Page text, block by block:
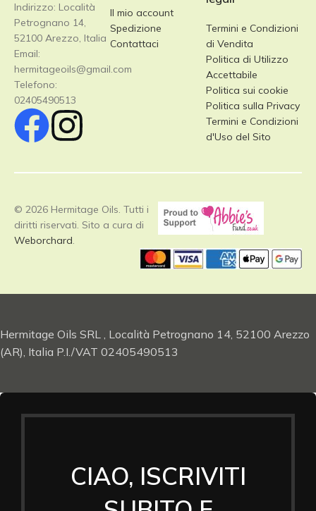
Indirizzo: Località
Petrognano 14,
52100 Arezzo, Italia
Email:
hermitageoils@gmail.com
Telefono:
02405490513
Il mio account
Spedizione
Contattaci
Termini e Condizioni
di Vendita
Politica di Utilizzo
Accettabile
Politica sui cookie
Politica sulla Privacy
Termini e Condizioni
d'Uso del Sito
© 2026 Hermitage Oils. Tutti i
diritti riservati. Sito a cura di
Weborchard.
Hermitage Oils SRL , Località Petrognano 14, 52100 Arezzo
(AR), Italia P.I./VAT 02405490513
CIAO, ISCRIVITI